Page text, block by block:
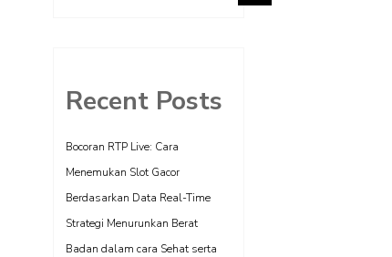
Recent Posts
Bocoran RTP Live: Cara
Menemukan Slot Gacor
Berdasarkan Data Real-Time
Strategi Menurunkan Berat
Badan dalam cara Sehat serta